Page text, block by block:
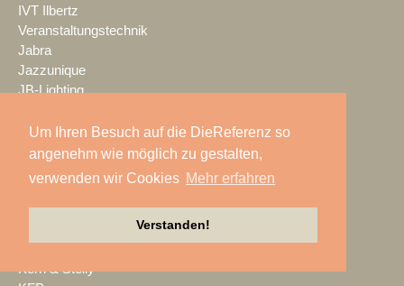
Um Ihren Besuch auf die DieReferenz so
angenehm wie möglich zu gestalten,
verwenden wir Cookies Mehr erfahren
Verstanden!
IVT Ilbertz
Veranstaltungstechnik
Jabra
Jazzunique
JB-Lighting
JTE
JTS
K24 Technik & Vertrieb GmbH
Kaiser Showtechnik
Kern & Stelly